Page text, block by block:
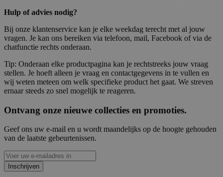
Hulp of advies nodig?
Bij onze klantenservice kan je elke weekdag terecht met al jouw
vragen. Je kan ons bereiken via telefoon, mail, Facebook of via de
chatfunctie rechts onderaan.
Tip: Onderaan elke productpagina kan je rechtstreeks jouw vraag
stellen. Je hoeft alleen je vraag en contactgegevens in te vullen en
wij weten meteen om welk specifieke product het gaat. We streven
ernaar steeds zo snel mogelijk te reageren.
Ontvang onze nieuwe collecties en promoties.
Geef ons uw e-mail en u wordt maandelijks op de hoogte gehouden
van de laatste gebeurtenissen.
Inschrijven